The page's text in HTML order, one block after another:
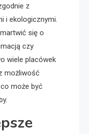
z
i ekologicznymi.
się o
czy
wiele placówek
możliwość
może być